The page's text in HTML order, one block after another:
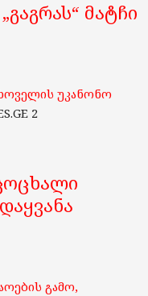
მატჩი
უკანონო
2
გამო,